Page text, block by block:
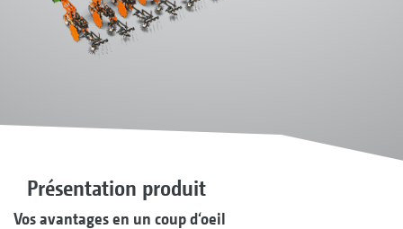
Présentation produit
Vos avantages en un coup d‘oeil